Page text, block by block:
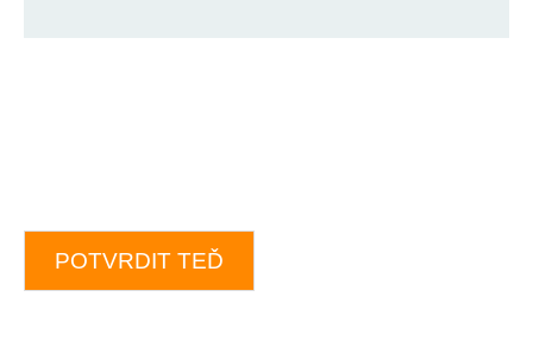
POTVRDIT TEĎ